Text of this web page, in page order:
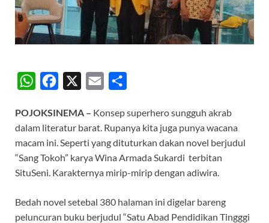
W
a
t
A
p
c
e
b
o
k
a
i
l
a
r
POJOKSINEMA – Konsep superhero sungguh akrab
dalam literatur barat. Rupanya kita juga punya wacana
macam ini. Seperti yang dituturkan dakan novel berjudul
“Sang Tokoh” karya Wina Armada Sukardi terbitan
SituSeni. Karakternya mirip-mirip dengan adiwira.
Bedah novel setebal 380 halaman ini digelar bareng
peluncuran buku berjudul “Satu Abad Pendidikan Tingggi